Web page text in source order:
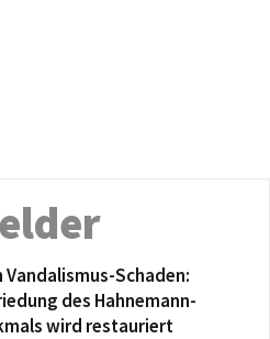
Vandalismus-Schaden:
des Hahnemann-
wird restauriert